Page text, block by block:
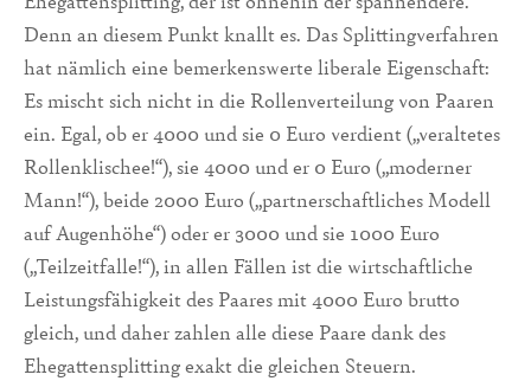
Denn an diesem Punkt knallt es. Das Splittingverfahren
hat nämlich eine bemerkenswerte liberale Eigenschaft:
Es mischt sich nicht in die Rollenverteilung von Paaren
ein. Egal, ob er 4000 und sie 0 Euro verdient („veraltetes
Rollenklischee!“), sie 4000 und er 0 Euro („moderner
Mann!“), beide 2000 Euro („partnerschaftliches Modell
auf Augenhöhe“) oder er 3000 und sie 1000 Euro
(„Teilzeitfalle!“), in allen Fällen ist die wirtschaftliche
Leistungsfähigkeit des Paares mit 4000 Euro brutto
gleich, und daher zahlen alle diese Paare dank des
Ehegattensplitting exakt die gleichen Steuern.